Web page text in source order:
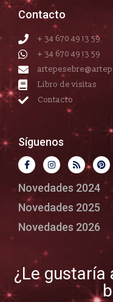
Contacto
+ 34 670 49 13 59
+ 34 670 49 13 59
Libro de visitas
Contacto
Síguenos
Novedades 2024
Novedades 2025
Novedades 2026
¿Le gustaría